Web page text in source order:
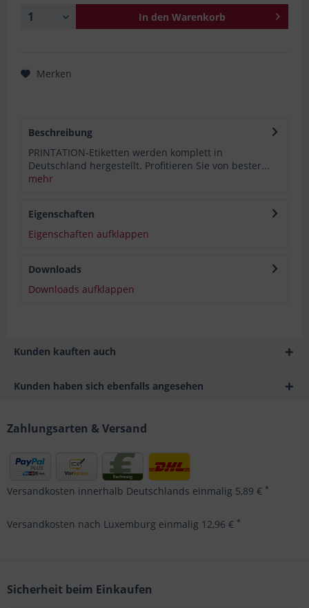
In den Warenkorb
Merken
Beschreibung
PRINTATION-Etiketten werden komplett in
Deutschland hergestellt. Profitieren Sie von bester...
mehr
Eigenschaften
Eigenschaften aufklappen
Downloads
Downloads aufklappen
Kunden kauften auch
Kunden haben sich ebenfalls angesehen
Zahlungsarten & Versand
Versandkosten innerhalb Deutschlands einmalig 5,89 € *
Versandkosten nach Luxemburg einmalig 12,96 € *
Sicherheit beim Einkaufen